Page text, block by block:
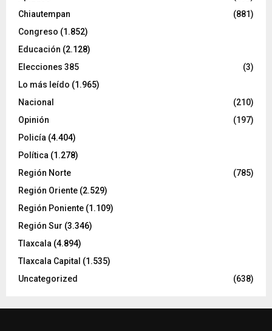
Chiautempan
(881)
Congreso (1.852)
Educación (2.128)
Elecciones 385
(3)
Lo más leído (1.965)
Nacional
(210)
Opinión
(197)
Policía (4.404)
Política (1.278)
Región Norte
(785)
Región Oriente (2.529)
Región Poniente (1.109)
Región Sur (3.346)
Tlaxcala (4.894)
Tlaxcala Capital (1.535)
Uncategorized
(638)